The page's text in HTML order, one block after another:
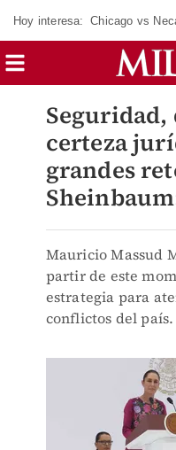
Hoy interesa: Chicago vs
Seguridad,
certeza
grandes
Mauricio Massud
partir de este
estrategia para
conflictos del país.